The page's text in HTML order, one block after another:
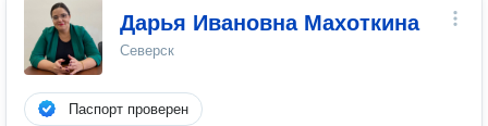
Дарья Ивановна Махоткина
Северск
Паспорт проверен